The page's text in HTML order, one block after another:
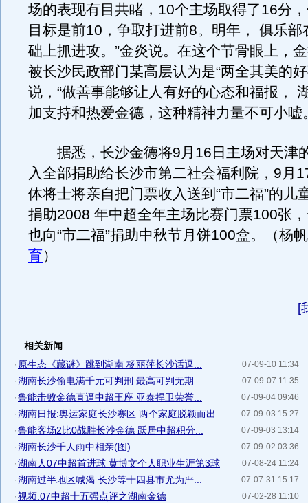
场的表现有目共睹，10个主场取得了16分
目标是前10，争取打进前8。明年， 俱乐部
础上抓进攻。”金炎说。在这个节骨眼上，
被长沙民政部门某高层认为是“两全其美的
说，“做善事能够让人有好的心态和福报，
加支持和热爱金德，这种精神力量不可小嘘
据悉，长沙金德将9月16日主场对天津
入全部捐助给长沙市第二社会福利院，9月
体将士将亲自把门票收入送到“市二福”的儿
捐助2008 年中超全年主场比赛门票100张
也向“市二福”捐助中秋节月饼100盒。（杨
育）
[
相关新闻
07-09-10 11:34
· 原生态《藏谜》跳到湖南 杨丽萍长沙话逗...
07-09-07 11:35
·湖南长沙偷电满千元可判刑 最高可判无期
07-09-04 09:46
·鲁能击败金德直逼中超王座 亚泰捍卫荣誉...
07-09-03 15:27
·湖南日报:奥运家庭长沙赛区 两个家庭脱颖而出
07-09-03 13:14
·鲁能客场2比0战胜长沙金德 跃居中超积分...
07-09-02 03:36
·湖南长沙千人雨中相亲(图)
07-08-24 11:24
·湖南人07中超首进球 黄博文个人职业生涯第3球
07-07-31 15:17
·湖南过半地区喊渴 长沙等十四县市尤为严...
07-02-28 11:10
·视频:07中超十五强点评之湖南金德